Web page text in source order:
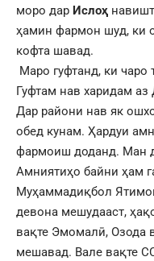
моро дар Ислоҳ
ҳамин фармон шуд, ки
кофта шавад.
Маро гуфтанд, ки чаро
Гуфтам нав харидам аз
Дар райони нав як
обед кунам. Ҳардуи
фармоиш доданд. Ман
Амниятиҳо байни ҳам
Муҳаммадиқбол
девона мешудааст,
вақте Эмомалӣ, Озода
мешавад. Вале вақте